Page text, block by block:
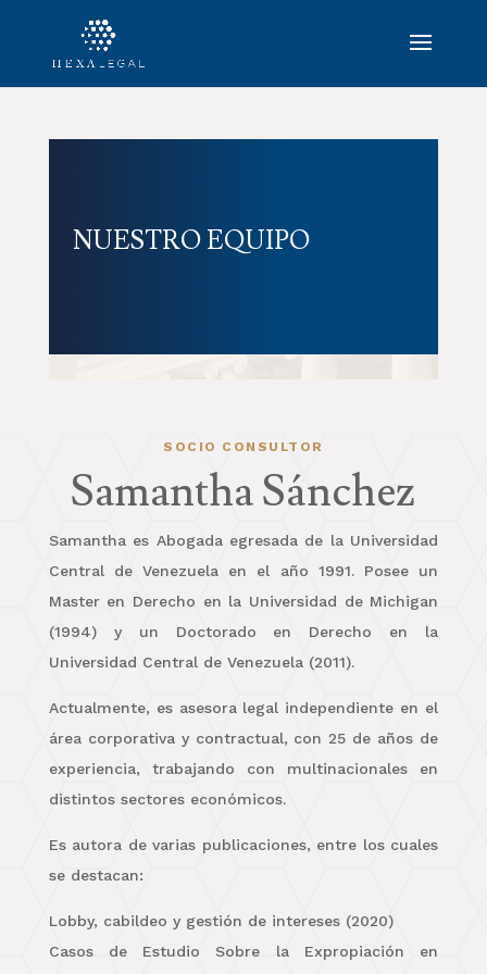
NUESTRO EQUIPO
SOCIO CONSULTOR
Samantha Sánchez
Samantha es Abogada egresada de la Universidad
Central de Venezuela en el año 1991. Posee un
Master en Derecho en la Universidad de Michigan
(1994) y un Doctorado en Derecho en la
Universidad Central de Venezuela (2011).
Actualmente, es asesora legal independiente en el
área corporativa y contractual, con 25 de años de
experiencia, trabajando con multinacionales en
distintos sectores económicos.
Es autora de varias publicaciones, entre los cuales
se destacan:
Lobby, cabildeo y gestión de intereses (2020)
Casos de Estudio Sobre la Expropiación en